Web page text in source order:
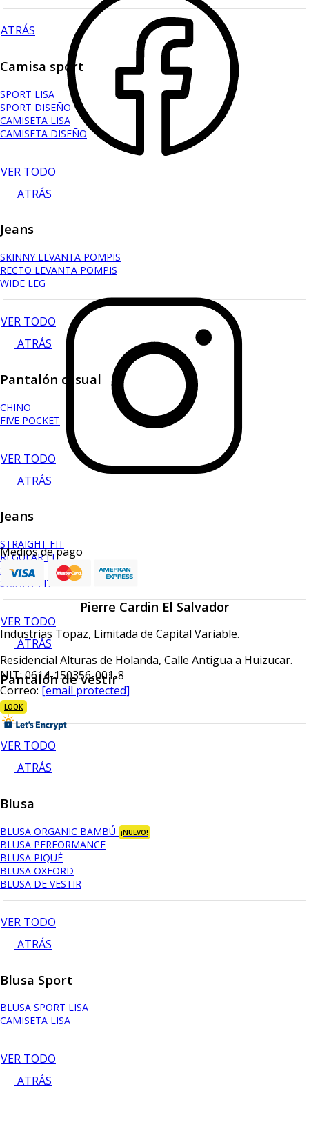
ATRÁS
Camisa sport
SPORT LISA
SPORT DISEÑO
CAMISETA LISA
CAMISETA DISEÑO
VER TODO
ATRÁS
Jeans
SKINNY LEVANTA POMPIS
RECTO LEVANTA POMPIS
WIDE LEG
VER TODO
ATRÁS
Pantalón casual
CHINO
FIVE POCKET
VER TODO
ATRÁS
Jeans
STRAIGHT FIT
REGULAR FIT
SLIM FIT
SKINNY FIT
VER TODO
ATRÁS
Pantalón de vestir
LOOK
VER TODO
ATRÁS
Blusa
BLUSA ORGANIC BAMBÚ ¡NUEVO!
BLUSA PERFORMANCE
BLUSA PIQUÉ
BLUSA OXFORD
BLUSA DE VESTIR
VER TODO
ATRÁS
Blusa Sport
BLUSA SPORT LISA
CAMISETA LISA
VER TODO
ATRÁS
Medios de pago
Pierre Cardin El Salvador
Industrias Topaz, Limitada de Capital Variable.
Residencial Alturas de Holanda, Calle Antigua a Huizucar.
NIT: 0614-150356-001-8
Correo: [email protected]